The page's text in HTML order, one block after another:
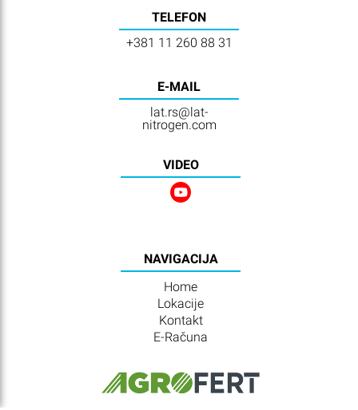
TELEFON
+381 11 260 88 31
E-MAIL
lat.rs@lat-
nitrogen.com
VIDEO
NAVIGACIJA
Home
Lokacije
Kontakt
E-Računa